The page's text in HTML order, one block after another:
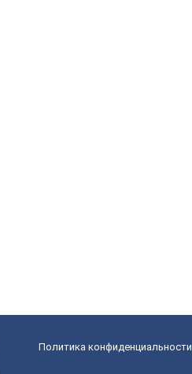
Политика конфиденциальности